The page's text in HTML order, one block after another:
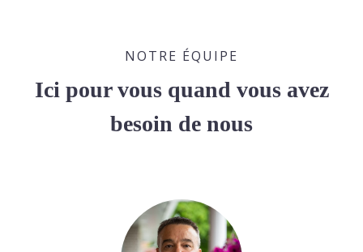
NOTRE ÉQUIPE
Ici pour vous quand vous avez
besoin de nous